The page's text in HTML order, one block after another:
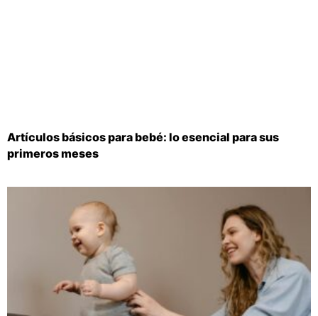
Artículos básicos para bebé: lo esencial para sus
primeros meses